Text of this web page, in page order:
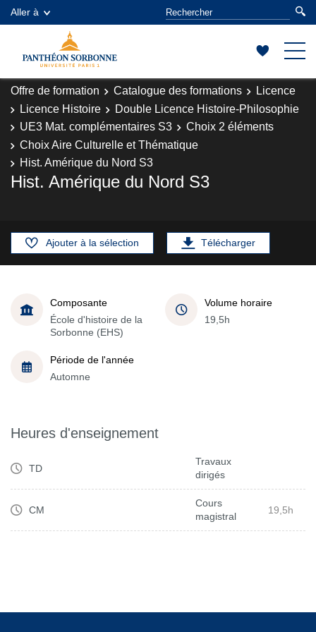
Aller à
Offre de formation Catalogue des formations
Licence
Licence Histoire
Double Licence Histoire-Philosophie
UE3 Mat. complémentaires S3
Choix 2 éléments
Choix Aire Culturelle et Thématique
Hist. Amérique du Nord S3
Hist. Amérique du Nord S3
Ajouter à la sélection Télécharger
Composante
École d'histoire de la
Sorbonne (EHS)
Volume horaire
19,5h
Période de l'année
Automne
Heures d'enseignement
TD
Travaux
dirigés
CM
Cours
magistral
19,5h